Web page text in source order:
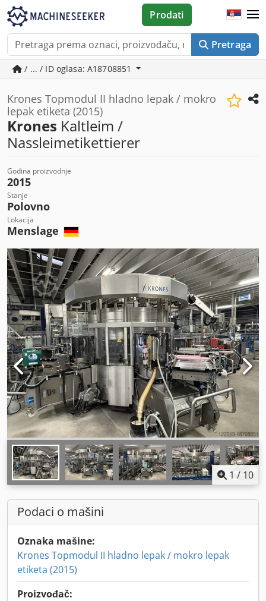
Pretraga
Prodati
/ ... / ID oglasa: A18708851
Krones Topmodul II hladno lepak / mokro
lepak etiketa (2015)
Krones Kaltleim /
Nassleimetikettierer
Godina proizvodnje
2015
Stanje
Polovno
Lokacija
Menslage
1 / 10
Podaci o mašini
Oznaka mašine:
Krones Topmodul II hladno lepak / mokro lepak
etiketa (2015)
Proizvođač: